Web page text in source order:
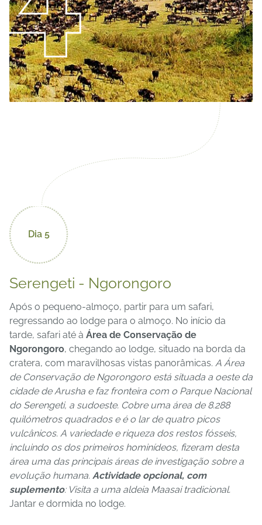
Dia 5
Serengeti - Ngorongoro
Após o pequeno-almoço, partir para um safari,
regressando ao lodge para o almoço. No início da
tarde, safari até à Área de Conservação de
Ngorongoro, chegando ao lodge, situado na borda da
cratera, com maravilhosas vistas panorâmicas. A Área
de Conservação de Ngorongoro está situada a oeste da
cidade de Arusha e faz fronteira com o Parque Nacional
do Serengeti, a sudoeste. Cobre uma área de 8.288
quilómetros quadrados e é o lar de quatro picos
vulcânicos. A variedade e riqueza dos restos fósseis,
incluindo os dos primeiros hominídeos, fizeram desta
área uma das principais áreas de investigação sobre a
evolução humana. Actividade opcional, com
suplemento: Visita a uma aldeia Maasai tradicional.
Jantar e dormida no lodge.